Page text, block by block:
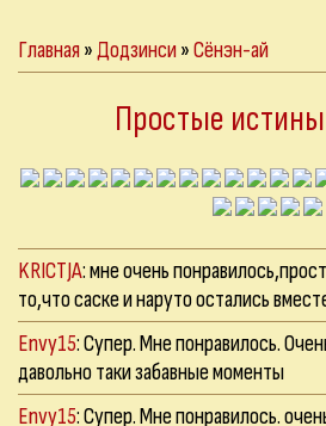
Главная»Додзинси»Сёнэн-ай
Простые
KRICTJA: мне очень
то,что саске и наруто остались
Envy15: Супер. Мне понравилось.
давольно таки забавные моменты
Envy15: Супер. Мне понравилось.